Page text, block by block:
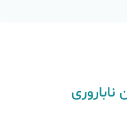
ناباروری